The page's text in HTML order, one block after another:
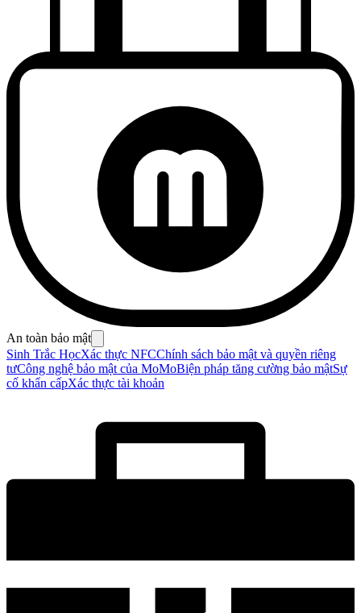
An toàn bảo mật
Sinh Trắc HọcXác thực NFCChính sách bảo mật và quyền riêng
tưCông nghệ bảo mật của MoMoBiện pháp tăng cường bảo mậtSự
cố khẩn cấpXác thực tài khoản